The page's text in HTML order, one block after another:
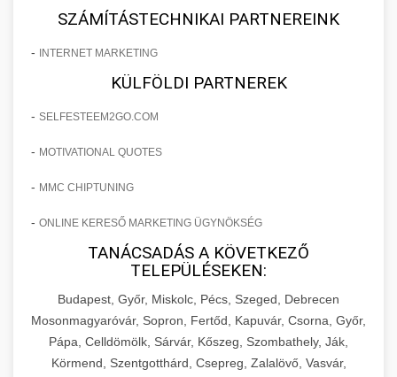
SZÁMÍTÁSTECHNIKAI PARTNEREINK
- INTERNET MARKETING
KÜLFÖLDI PARTNEREK
- SELFESTEEM2GO.COM
- MOTIVATIONAL QUOTES
- MMC CHIPTUNING
- ONLINE KERESŐ MARKETING ÜGYNÖKSÉG
TANÁCSADÁS A KÖVETKEZŐ
TELEPÜLÉSEKEN:
Budapest, Győr, Miskolc, Pécs, Szeged, Debrecen
Mosonmagyaróvár, Sopron, Fertőd, Kapuvár, Csorna, Győr,
Pápa, Celldömölk, Sárvár, Kőszeg, Szombathely, Ják,
Körmend, Szentgotthárd, Csepreg, Zalalövő, Vasvár,